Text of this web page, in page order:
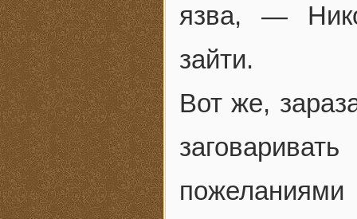
язва, —
зайти.
Вот же,